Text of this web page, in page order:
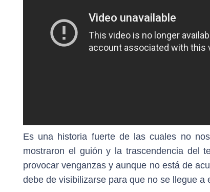
Es una historia fuerte de las cuales no
mostraron el guión y la trascendencia del
provocar venganzas y aunque no está de
debe de visibilizarse para que no se llegue a